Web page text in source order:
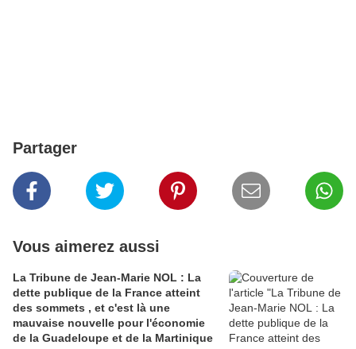
Partager
Vous aimerez aussi
La Tribune de Jean-Marie NOL : La
dette publique de la France atteint
des sommets , et c'est là une
mauvaise nouvelle pour l'économie
de la Guadeloupe et de la Martinique